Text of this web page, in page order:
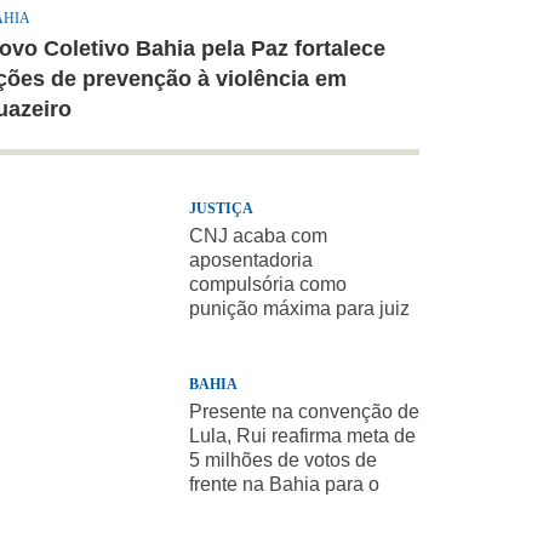
Coletivo Bahia pela Paz fortalece
de prevenção à violência em
JUSTIÇA
CNJ acaba com
aposentadoria
compulsória como
punição máxima para juiz
BAHIA
Presente na convenção de
Lula, Rui reafirma meta de
5 milhões de votos de
frente na Bahia para o